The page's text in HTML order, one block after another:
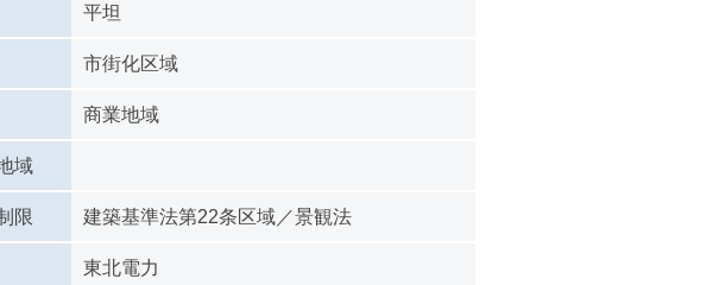
平坦
市街化区域
商業地域
域
限 建築基準法第22条区域／景観法
東北電力